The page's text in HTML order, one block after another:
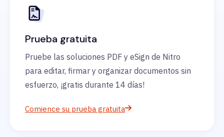
Prueba gratuita
Pruebe las soluciones PDF y eSign de Nitro
para editar, firmar y organizar documentos sin
esfuerzo, ¡gratis durante 14 días!
Comience su prueba gratuita